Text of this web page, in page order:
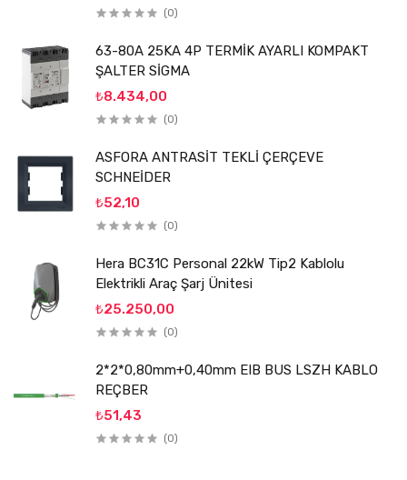
(0)
63-80A 25KA 4P TERMİK AYARLI KOMPAKT
ŞALTER SİGMA
₺8.434,00
(0)
ASFORA ANTRASİT TEKLİ ÇERÇEVE
SCHNEİDER
₺52,10
(0)
Hera BC31C Personal 22kW Tip2 Kablolu
Elektrikli Araç Şarj Ünitesi
₺25.250,00
(0)
2*2*0,80mm+0,40mm EIB BUS LSZH KABLO
REÇBER
₺51,43
(0)